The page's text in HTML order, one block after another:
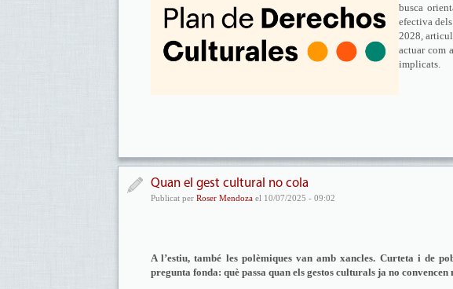
busca
efectiva
2028,
actuar com
implicats.
Quan el gest cultural no cola
Publicat per Roser Mendoza el 10/07/2025 - 09:02
A l’estiu, també les polèmiques van amb xancles. Curteta i de
pregunta fonda: què passa quan els gestos culturals ja no convencen